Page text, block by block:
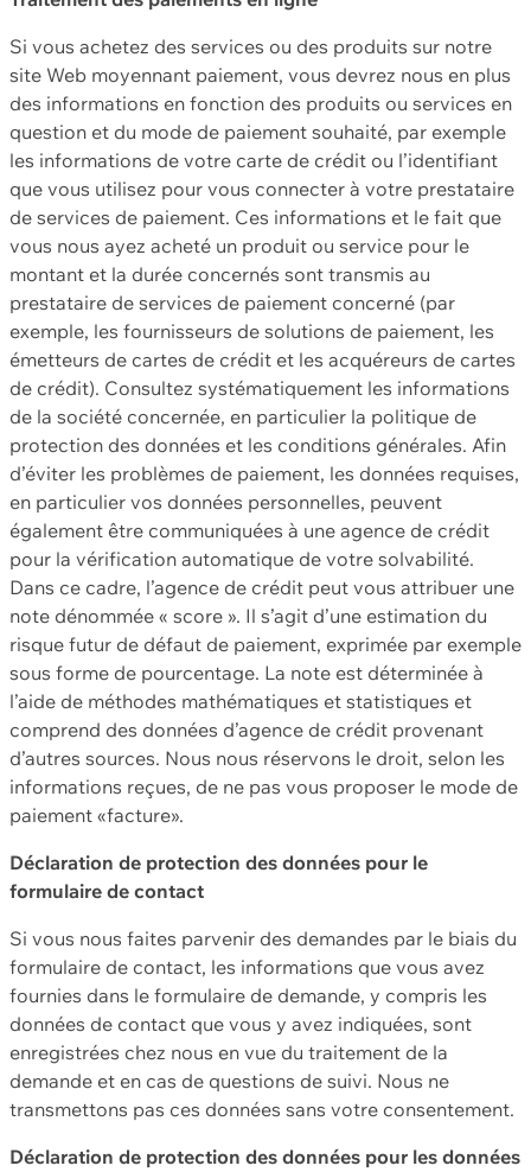
Si vous achetez des services ou des produits sur notre
site Web moyennant paiement, vous devrez nous en plus
des informations en fonction des produits ou services en
question et du mode de paiement souhaité, par exemple
les informations de votre carte de crédit ou l’identifiant
que vous utilisez pour vous connecter à votre prestataire
de services de paiement. Ces informations et le fait que
vous nous ayez acheté un produit ou service pour le
montant et la durée concernés sont transmis au
prestataire de services de paiement concerné (par
exemple, les fournisseurs de solutions de paiement, les
émetteurs de cartes de crédit et les acquéreurs de cartes
de crédit). Consultez systématiquement les informations
de la société concernée, en particulier la politique de
protection des données et les conditions générales. Afin
d’éviter les problèmes de paiement, les données requises,
en particulier vos données personnelles, peuvent
également être communiquées à une agence de crédit
pour la vérification automatique de votre solvabilité.
Dans ce cadre, l’agence de crédit peut vous attribuer une
note dénommée « score ». Il s’agit d’une estimation du
risque futur de défaut de paiement, exprimée par exemple
sous forme de pourcentage. La note est déterminée à
l’aide de méthodes mathématiques et statistiques et
comprend des données d’agence de crédit provenant
d’autres sources. Nous nous réservons le droit, selon les
informations reçues, de ne pas vous proposer le mode de
paiement «facture».
Déclaration de protection des données pour le
formulaire de contact
Si vous nous faites parvenir des demandes par le biais du
formulaire de contact, les informations que vous avez
fournies dans le formulaire de demande, y compris les
données de contact que vous y avez indiquées, sont
enregistrées chez nous en vue du traitement de la
demande et en cas de questions de suivi. Nous ne
transmettons pas ces données sans votre consentement.
Déclaration de protection des données pour les données